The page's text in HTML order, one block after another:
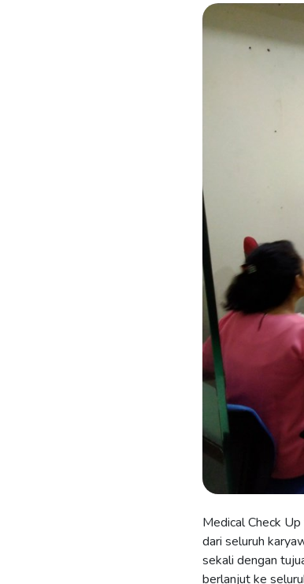
Medical Check
dari seluruh
sekali dengan
berlanjut ke